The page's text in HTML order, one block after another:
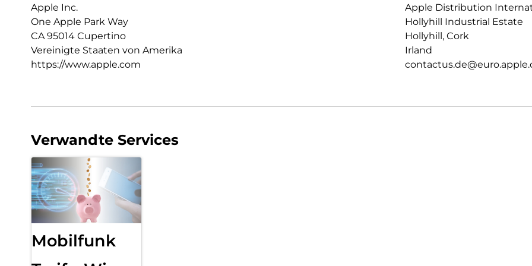
Konnektivität – besonders auf
PRIVATSPHÄRE.
Datenschutz und Sicherheit
Apple Inc.
One Apple Park Way
CA 95014 Cupertino
Vereinigte Staaten von Amerika
https://www.apple.com
Apple Distribution
Hollyhill Industrial Estate
Hollyhill, Cork
Irland
Verwandte Services
Mobilfunk